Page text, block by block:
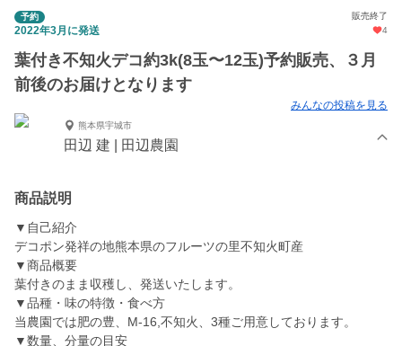
予約 販売終了
2022年3月に発送 4
葉付き不知火デコ約3k(8玉〜12玉)予約販売、３月
前後のお届けとなります
みんなの投稿を見る
熊本県宇城市
田辺 建 | 田辺農園
商品説明
▼自己紹介
デコポン発祥の地熊本県のフルーツの里不知火町産
▼商品概要
葉付きのまま収穫し、発送いたします。
▼品種・味の特徴・食べ方
当農園では肥の豊、M-16,不知火、3種ご用意しております。
▼数量、分量の目安